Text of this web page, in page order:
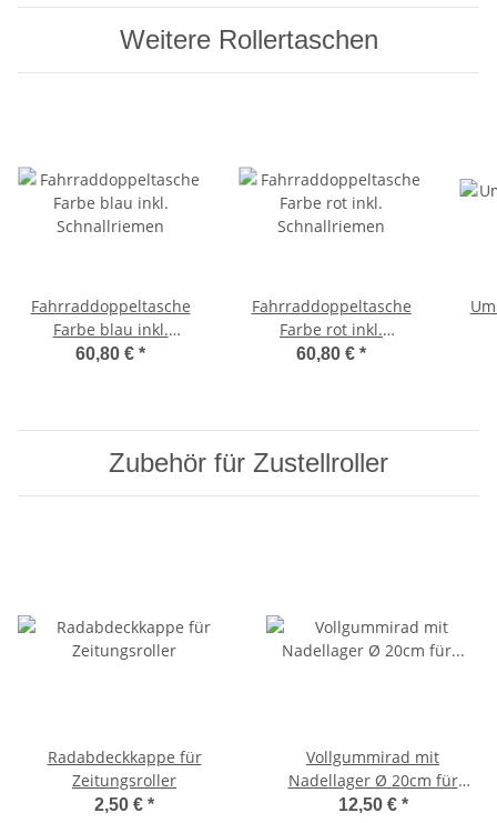
Weitere Rollertaschen
Fahrraddoppeltasche
Farbe blau inkl.
Schnallriemen
60,80 € *
Fahrraddoppeltasche
Farbe rot inkl.
Schnallriemen
60,80 € *
Zubehör für Zustellroller
Radabdeckkappe für
Zeitungsroller
2,50 € *
Vollgummirad mit
Nadellager Ø 20cm für
Zeitungsroller
12,50 € *